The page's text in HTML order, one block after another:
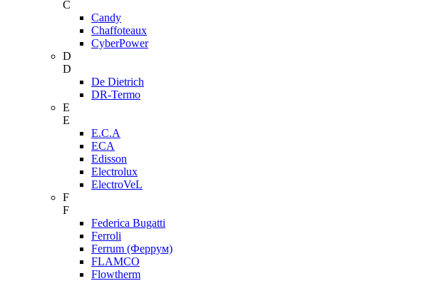
C
Candy
Chaffoteaux
CyberPower
D
D
De Dietrich
DR-Termo
E
E
E.C.A
ECA
Edisson
Electrolux
ElectroVeL
F
F
Federica Bugatti
Ferroli
Ferrum (Феррум)
FLAMCO
Flowtherm